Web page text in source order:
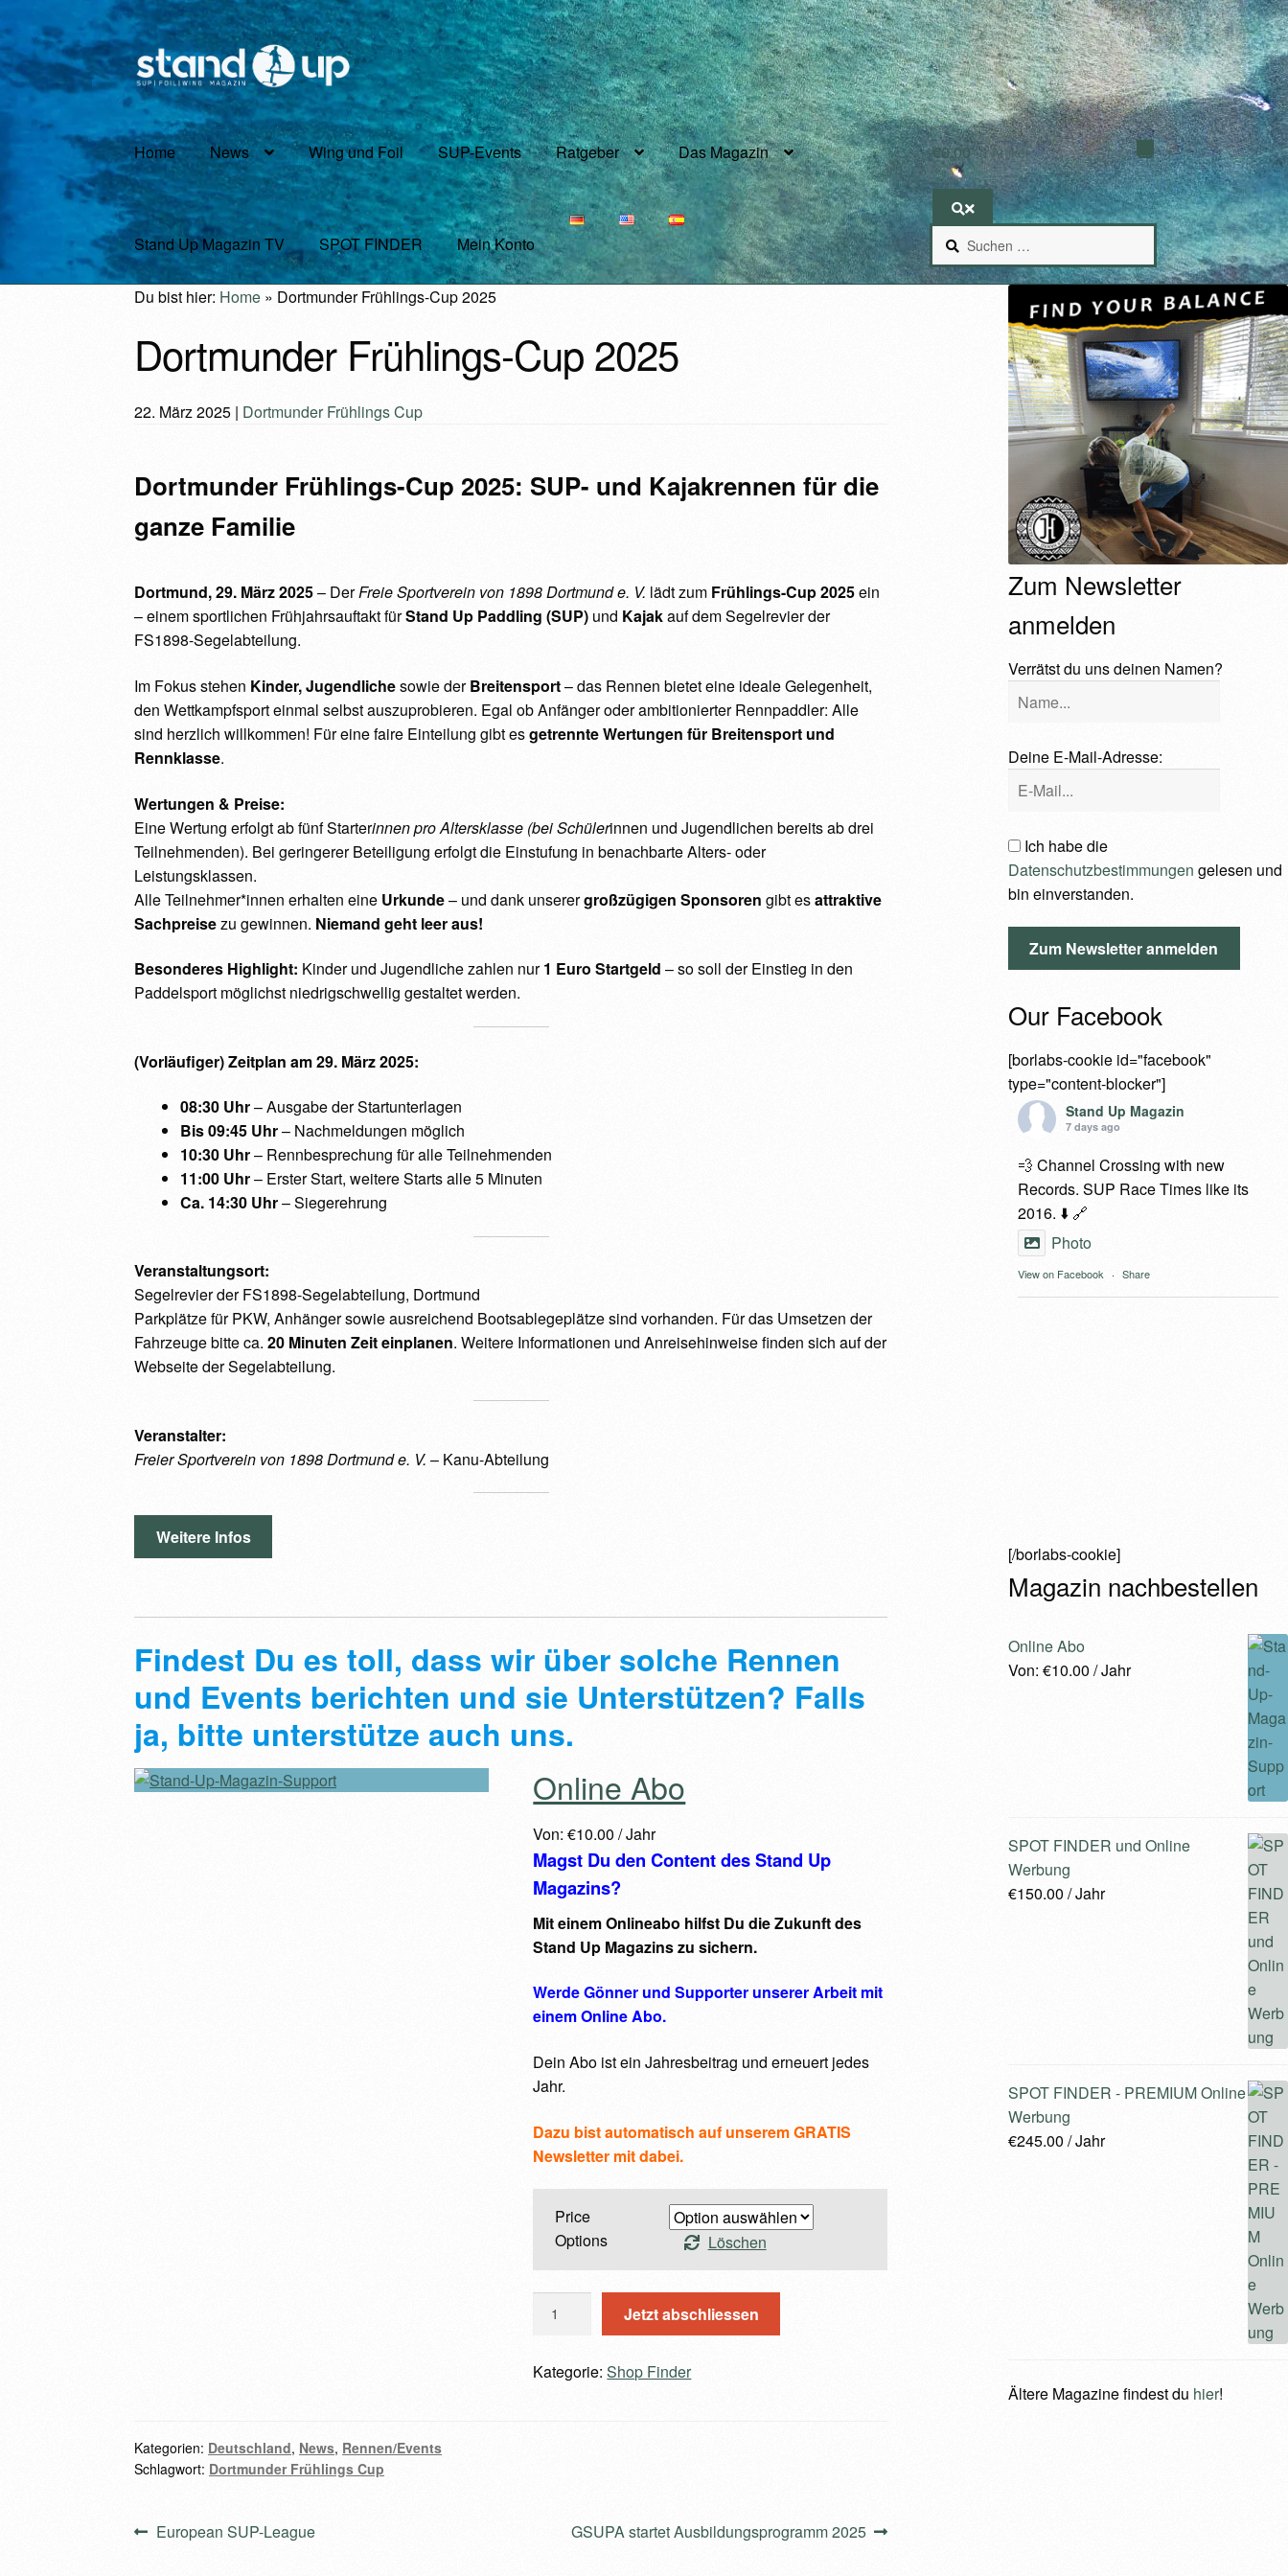
Zur
Navigation
springen
Zum
Inhalt
springen
Home News Wing und Foil SUP-Events Ratgeber Das Magazin
Stand Up Magazin TV SPOT FINDER Mein Konto
€0.00 0 Artikel
Suchen
nach:
Zum Newsletter
anmelden
Verrätst du uns deinen Namen?
Deine E-Mail-Adresse:
Ich habe die
Datenschutzbestimmungen gelesen und
bin einverstanden.
Our Facebook
[borlabs-cookie id="facebook"
type="content-blocker"]
Stand Up Magazin
7 days ago
💨 Channel Crossing with new
Records. SUP Race Times like its
2016. ⬇️ 🔗
Photo
View on Facebook · Share
[/borlabs-cookie]
Magazin nachbestellen
Online Abo
Von: €10.00 / Jahr
SPOT FINDER und Online
Werbung
€150.00/ Jahr
SPOT FINDER - PREMIUM Online
Werbung
€245.00 / Jahr
Ältere Magazine findest du hier!
Du bist hier: Home » Dortmunder Frühlings-Cup 2025
Dortmunder Frühlings-Cup 2025
22. März 2025 | Dortmunder Frühlings Cup
Dortmunder Frühlings-Cup 2025: SUP- und Kajakrennen für die
ganze Familie
Dortmund, 29. März 2025– DerFreie Sportverein von 1898 Dortmund e. V. lädt zum Frühlings-Cup 2025ein
– einem sportlichen Frühjahrsauftakt fürStand Up Paddling (SUP) und Kajakauf dem Segelrevier der
FS1898-Segelabteilung.
Im Fokus stehen Kinder, Jugendlichesowie derBreitensport– das Rennen bietet eine ideale Gelegenheit,
den Wettkampfsport einmal selbst auszuprobieren. Egal ob Anfänger oder ambitionierter Rennpaddler: Alle
sind herzlich willkommen! Für eine faire Einteilung gibt esgetrennte Wertungen für Breitensport und
Rennklasse.
Wertungen & Preise:
Eine Wertung erfolgt ab fünf Starterinnen pro Altersklasse (bei Schülerinnen und Jugendlichen bereits ab drei
Teilnehmenden). Bei geringerer Beteiligung erfolgt die Einstufung in benachbarte Alters- oder
Leistungsklassen.
Alle Teilnehmer*innen erhalten eine Urkunde– und dank unserergroßzügigen Sponsoren gibt esattraktive
Sachpreisezu gewinnen. Niemand geht leer aus!
Besonderes Highlight: Kinder und Jugendliche zahlen nur1 Euro Startgeld – so soll der Einstieg in den
Paddelsport möglichst niedrigschwellig gestaltet werden.
(Vorläufiger) Zeitplan am 29. März 2025:
08:30 Uhr– Ausgabe der Startunterlagen
Bis 09:45 Uhr– Nachmeldungen möglich
10:30 Uhr– Rennbesprechung für alle Teilnehmenden
11:00 Uhr– Erster Start, weitere Starts alle 5 Minuten
Ca. 14:30 Uhr– Siegerehrung
Veranstaltungsort:
Segelrevier der FS1898-Segelabteilung, Dortmund
Parkplätze für PKW, Anhänger sowie ausreichend Bootsablegeplätze sind vorhanden. Für das Umsetzen der
Fahrzeuge bitte ca.20 Minuten Zeit einplanen. Weitere Informationen und Anreisehinweise finden sich auf der
Webseite der Segelabteilung.
Veranstalter:
Freier Sportverein von 1898 Dortmund e. V. – Kanu-Abteilung
Weitere Infos
Findest Du es toll, dass wir über solche Rennen
und Events berichten und sie Unterstützen? Falls
ja, bitte unterstütze auch uns.
Online Abo
Von:€10.00 / Jahr
Magst Du den Content des Stand Up
Magazins?
Mit einem Onlineabo hilfst Du die Zukunft des
Stand Up Magazins zu sichern.
Werde Gönner und Supporter unserer Arbeit mit
einem Online Abo.
Dein Abo ist ein Jahresbeitrag und erneuert jedes
Jahr.
Dazu bist automatisch auf unserem GRATIS
Newsletter mit dabei.
Price
Options
Löschen
i
Jetzt abschliessen
Kategorie:Shop Finder
Kategorien: Deutschland, News, Rennen/Events
Schlagwort: Dortmunder Frühlings Cup
Beitragsnavigation
Vorheriger
European SUP-League
Nächster
GSUPA startet Ausbildungsprogramm 2025